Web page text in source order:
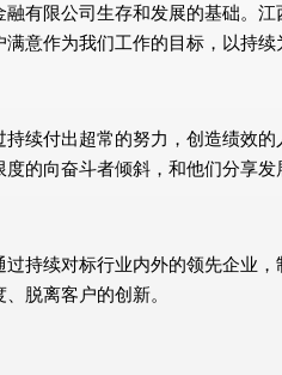
融有限公司生存和发展的基础。
意作为我们工作的目标，以持
续付出超常的努力，创造绩效
的向奋斗者倾斜，和他们分享发
持续对标行业内外的领先企业
脱离客户的创新。